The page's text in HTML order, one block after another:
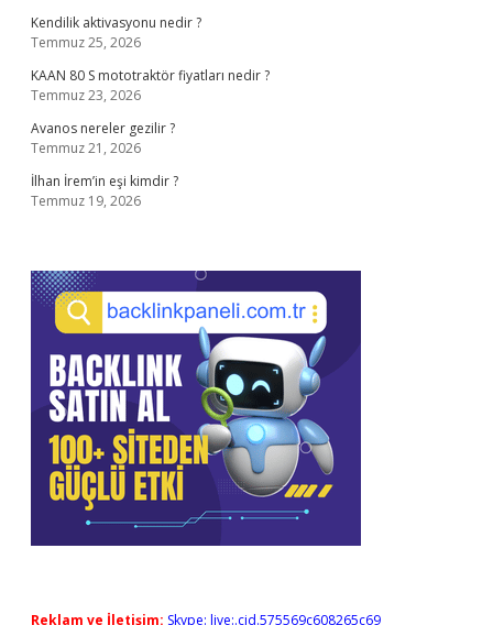
Kendilik aktivasyonu nedir ?
Temmuz 25, 2026
KAAN 80 S mototraktör fiyatları nedir ?
Temmuz 23, 2026
Avanos nereler gezilir ?
Temmuz 21, 2026
İlhan İrem’in eşi kimdir ?
Temmuz 19, 2026
Reklam ve İletişim: Skype: live:.cid.575569c608265c69